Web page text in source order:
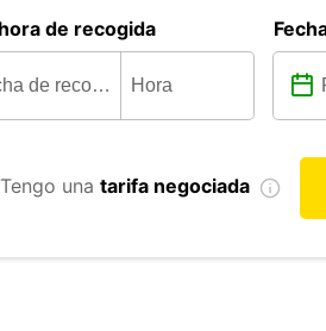
de recogida
Tengo una tarifa negociada